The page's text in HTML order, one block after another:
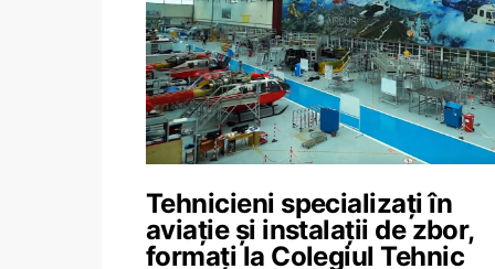
Tehnicieni specializați în
aviație și instalații de zbor,
formați la Colegiul Tehnic